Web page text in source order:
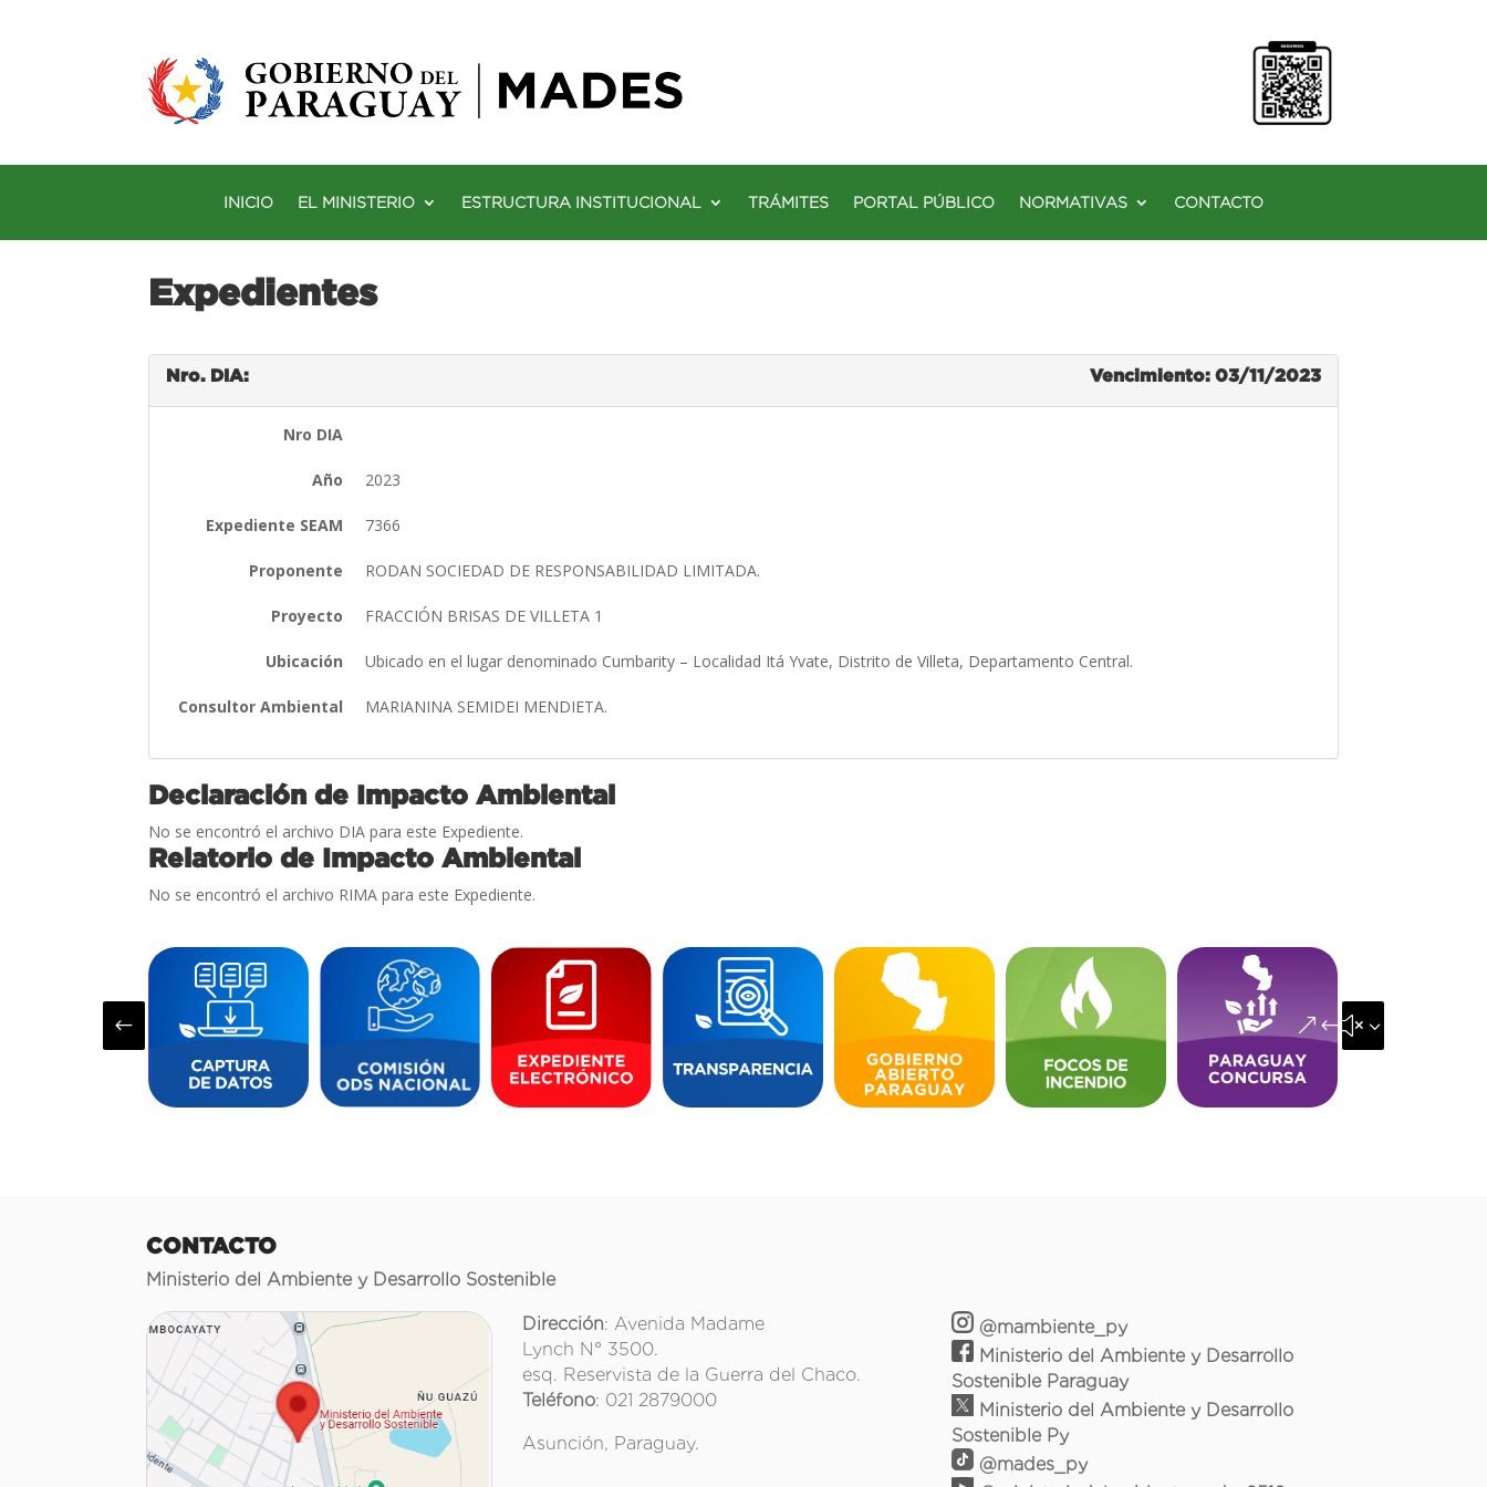
INICIO EL MINISTERIO ESTRUCTURA INSTITUCIONAL TRÁMITES PORTAL PÚBLICO NORMATIVAS CONTACTO
Expedientes
Nro. DIA: Vencimiento: 03/11/2023
Nro DIA
Año 2023
Expediente SEAM 7366
Proponente RODAN SOCIEDAD DE RESPONSABILIDAD LIMITADA.
Proyecto FRACCIÓN BRISAS DE VILLETA 1
Ubicación Ubicado en el lugar denominado Cumbarity – Localidad Itá Yvate, Distrito de Villeta, Departamento Central.
Consultor Ambiental MARIANINA SEMIDEI MENDIETA.
Declaración de Impacto Ambiental
No se encontró el archivo DIA para este Expediente.
Relatorio de Impacto Ambiental
No se encontró el archivo RIMA para este Expediente.
# &#x35;
CONTACTO
Ministerio del Ambiente y Desarrollo Sostenible
Dirección: Avenida Madame
Lynch N° 3500.
esq. Reservista de la Guerra del Chaco.
Teléfono: 021 2879000
Asunción, Paraguay.
@mambiente_py
Ministerio del Ambiente y Desarrollo
Sostenible Paraguay
Ministerio del Ambiente y Desarrollo
Sostenible Py
@mades_py